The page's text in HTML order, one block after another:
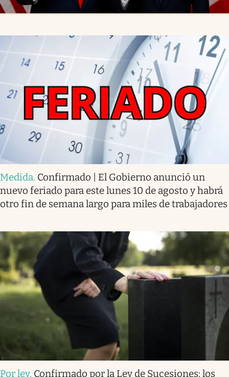
Medida. Confirmado | El Gobierno anunció un
nuevo feriado para este lunes 10 de agosto y habrá
otro fin de semana largo para miles de trabajadores
Por ley. Confirmado por la Ley de Sucesiones: los